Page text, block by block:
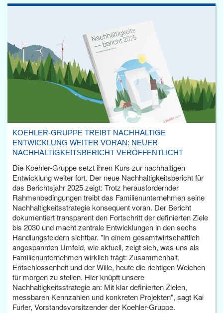
KOEHLER-GRUPPE TREIBT NACHHALTIGE
ENTWICKLUNG WEITER VORAN: NEUER
NACHHALTIGKEITSBERICHT VERÖFFENTLICHT
Die Koehler-Gruppe setzt ihren Kurs zur nachhaltigen
Entwicklung weiter fort. Der neue Nachhaltigkeitsbericht für
das Berichtsjahr 2025 zeigt: Trotz herausfordernder
Rahmenbedingungen treibt das Familienunternehmen seine
Nachhaltigkeitsstrategie konsequent voran. Der Bericht
dokumentiert transparent den Fortschritt der definierten Ziele
bis 2030 und macht zentrale Entwicklungen in den sechs
Handlungsfeldern sichtbar. "In einem gesamtwirtschaftlich
angespannten Umfeld, wie aktuell, zeigt sich, was uns als
Familienunternehmen wirklich trägt: Zusammenhalt,
Entschlossenheit und der Wille, heute die richtigen Weichen
für morgen zu stellen. Hier knüpft unsere
Nachhaltigkeitsstrategie an: Mit klar definierten Zielen,
messbaren Kennzahlen und konkreten Projekten", sagt Kai
Furler, Vorstandsvorsitzender der Koehler-Gruppe.